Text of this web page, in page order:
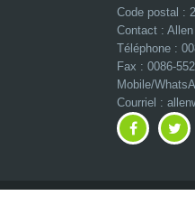
Code postal :
Contact :
Téléphone :
Fax : 0086-
Mobile/
Courriel :